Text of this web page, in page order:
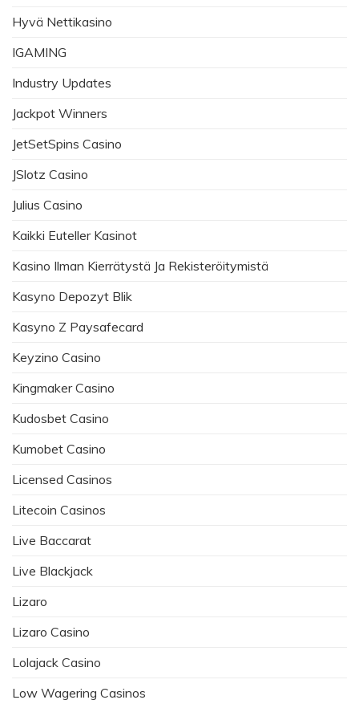
Hyvä Nettikasino
IGAMING
Industry Updates
Jackpot Winners
JetSetSpins Casino
JSlotz Casino
Julius Casino
Kaikki Euteller Kasinot
Kasino Ilman Kierrätystä Ja Rekisteröitymistä
Kasyno Depozyt Blik
Kasyno Z Paysafecard
Keyzino Casino
Kingmaker Casino
Kudosbet Casino
Kumobet Casino
Licensed Casinos
Litecoin Casinos
Live Baccarat
Live Blackjack
Lizaro
Lizaro Casino
Lolajack Casino
Low Wagering Casinos